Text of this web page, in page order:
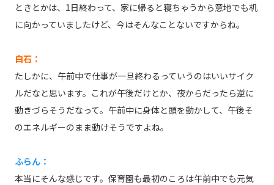
ときとかは、1日終わって、家に帰ると寝ちゃうから意地でも机
に向かっていましたけど、今はそんなことないですからね。
白石：
たしかに、午前中で仕事が一旦終わるっていうのはいいサイク
ルだなと思います。これが午後だけとか、夜からだったら逆に
動きづらそうだなって。午前中に身体と頭を動かして、午後そ
のエネルギーのまま動けそうですよね。
ふらん：
本当にそんな感じです。保育園も最初のころは午前中でも元気